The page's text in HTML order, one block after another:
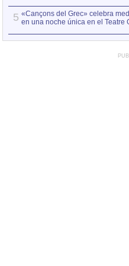
5 «Cançons del Grec» celebra
en una noche única en el Teatre